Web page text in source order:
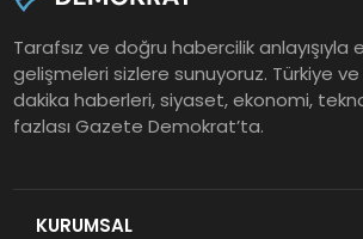
Tarafsız ve doğru habercilik anlayışıyla
gelişmeleri sizlere sunuyoruz. Türkiye
dakika haberleri, siyaset, ekonomi,
fazlası Gazete Demokrat’ta.
KURUMSAL